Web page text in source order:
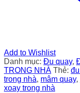
Add to Wishlist
Danh mục: Đu quay,
TRONG NHÀ Thẻ:
trong nhà, mâm quay,
xoay trong nhà